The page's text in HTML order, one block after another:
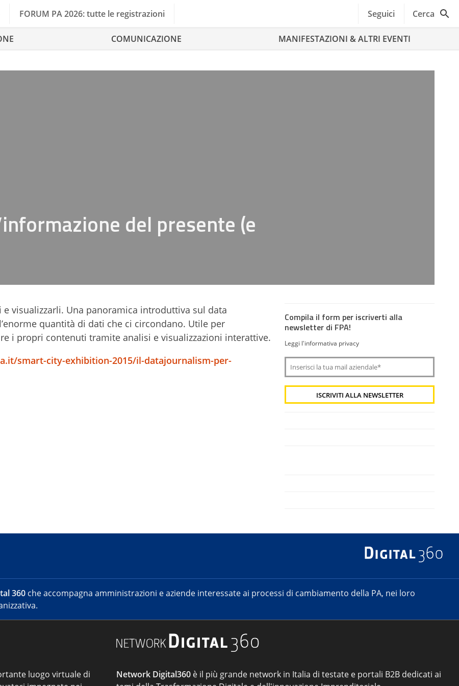
FORUM PA 2026: tutte le registrazioni Seguici Cerca
COMUNICAZIONE MANIFESTAZIONI & ALTRI EVENTI
del presente (e
visualizzarli. Una panoramica introduttiva sul data
quantità di dati che ci circondano. Utile per
i propri contenuti tramite analisi e visualizzazioni interattive.
smart-city-exhibition-2015/il-datajournalism-per-
Compila il form per iscriverti alla
newsletter di FPA!
Leggi l'informativa privacy
360 che accompagna amministrazioni e aziende interessate ai processi di cambiamento della PA, nei loro
luogo virtuale di
Network Digital360 è il più grande network in Italia di testate e portali B2B dedicati ai